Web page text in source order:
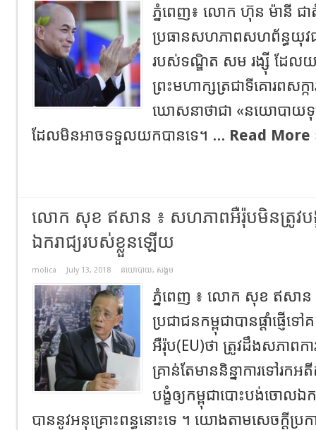
ភ្នំពេញ៖ លោក ហ៊ុន ម៉ានី ជា
ប្រធានសហភាពសហព័ន្ធយុវជ
របស់ទណ្ឌិត សម រង្ស៊ី ដែលយ
ព្រះមហាក្សត្រជាទីគោរព​សក្
ឃោសនាថាជា «នយោបាយទុច្
ដែលមិនអាចទទួលយកបានទេ។ ... Read More
លោក សុខ ឥសាន ៖ សហភាពអឺរ៉ុបមិនត្រូវបង្
ឯករាជ្យរបស់ខ្លួនឡើយ
molica July 13, 2018 នយោបាយ, សង្គម
ភ្នំពេញ ៖ លោក សុខ ឥសាន
ប្រជាជនកម្ពុជាបានផ្ដាំផ្ញើ
អឺរ៉ុប(EU)ថា ត្រូវដឹងសភាពក
គ្រាន់តែមាននិន្នាការទៅរ
បង្ខំឲ្យកម្ពុជាបោះបង់ចោលឯ
បាននូវអនុគ្រោះពន្ធនោះទេ ។ យោងតាមសេចក្ដីប្